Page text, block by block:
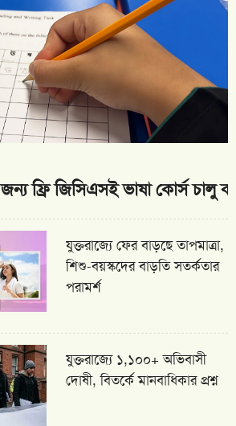
ফ্রি জিসিএসই ভাষা কোর্স চালু
যুক্তরাজ্যে ফের বাড়ছে তাপমাত্রা,
শিশু-বয়স্কদের বাড়তি সতর্কতার
পরামর্শ
যুক্তরাজ্যে ১,১০০+ অভিবাসী
দোষী, বিতর্কে মানবাধিকার প্রশ্ন